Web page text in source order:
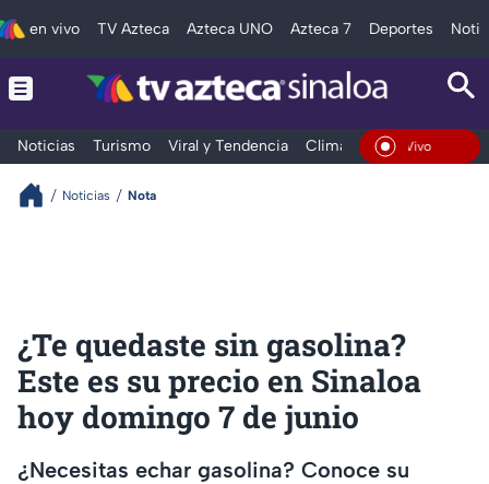
en vivo TV Azteca Azteca UNO Azteca 7 Deportes
Noticias Turismo Viral y Tendencia Clima Deportes
En Vivo
Noticias Nota
¿Te quedaste sin gasolina?
Este es su precio en Sinaloa
hoy domingo 7 de junio
¿Necesitas echar gasolina? Conoce su